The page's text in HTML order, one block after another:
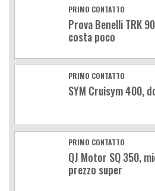
PRIMO CONTATTO
Prova Benelli TRK
costa poco
PRIMO CONTATTO
SYM Cruisym 400,
PRIMO CONTATTO
QJ Motor SQ 350,
prezzo super